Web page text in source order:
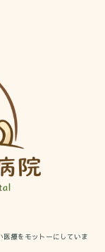
療をモットーにしていま